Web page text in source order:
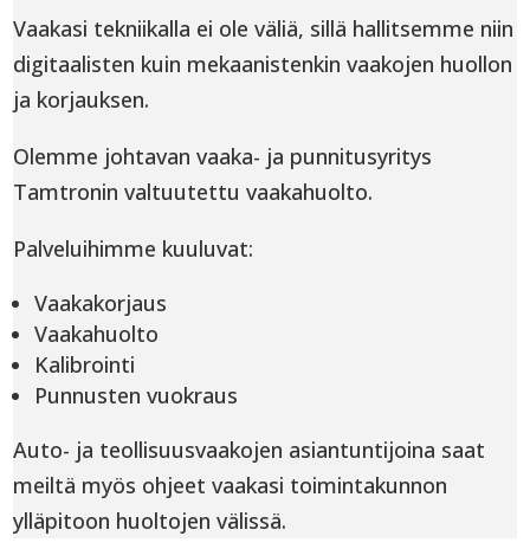
Vaakasi tekniikalla ei ole väliä, sillä hallitsemme niin
digitaalisten kuin mekaanistenkin vaakojen huollon
ja korjauksen.
Olemme johtavan vaaka- ja punnitusyritys
Tamtronin valtuutettu vaakahuolto.
Palveluihimme kuuluvat:
Vaakakorjaus
Vaakahuolto
Kalibrointi
Punnusten vuokraus
Auto- ja teollisuusvaakojen asiantuntijoina saat
meiltä myös ohjeet vaakasi toimintakunnon
ylläpitoon huoltojen välissä.